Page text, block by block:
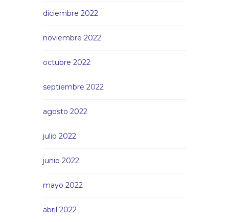
diciembre 2022
noviembre 2022
octubre 2022
septiembre 2022
agosto 2022
julio 2022
junio 2022
mayo 2022
abril 2022